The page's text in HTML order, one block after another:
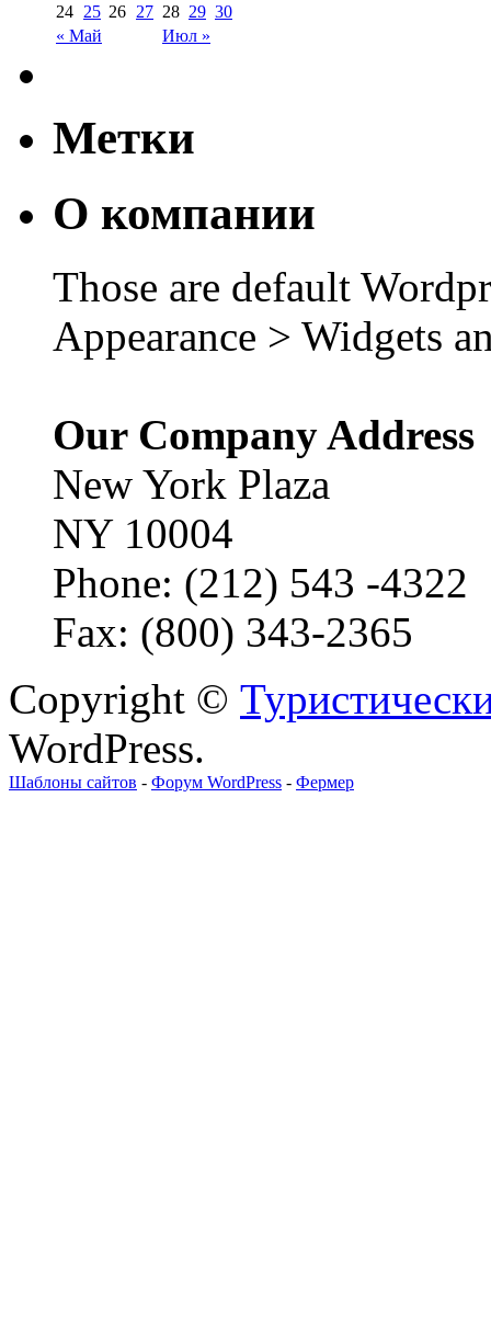
« Май Июл »
24 25 26 27 28 29 30
Метки
О компании
Those are default
Appearance > Widgets
Our Company Address
New York Plaza
NY 10004
Phone: (212) 543 -4322
Fax: (800) 343-2365
Copyright ©
WordPress.
Шаблоны сайтов - Форум WordPress - Фермер